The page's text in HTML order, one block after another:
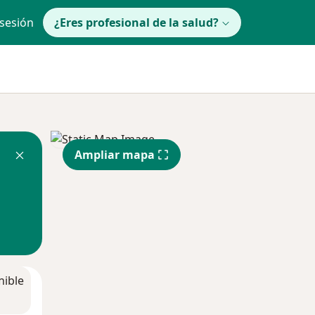
¿Eres profesional de la salud?
Ampliar mapa